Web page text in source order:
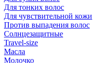
Для тонких волос
Для чувствительной кожи
Против выпадения волос
Солнцезащитные
Travel-size
Масла
Молочко